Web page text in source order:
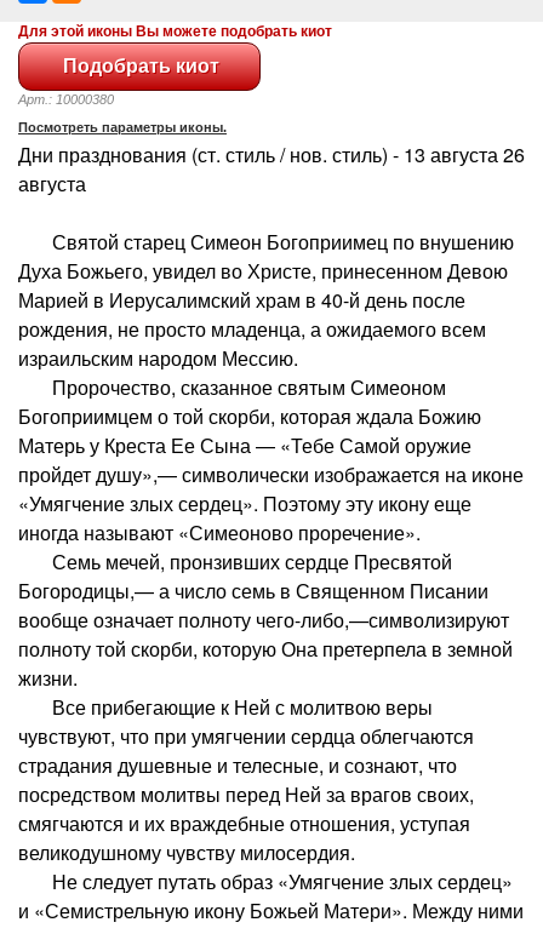
Для этой иконы Вы можете подобрать киот
Арт.: 10000380
Посмотреть параметры иконы.
Дни празднования (ст. стиль / нов. стиль) - 13 августа 26
августа
Святой старец Симеон Богоприимец по внушению
Духа Божьего, увидел во Христе, принесенном Девою
Марией в Иерусалимский храм в 40-й день после
рождения, не просто младенца, а ожидаемого всем
израильским народом Мессию.
Пророчество, сказанное святым Симеоном
Богоприимцем о той скорби, которая ждала Божию
Матерь у Креста Ее Сына — «Тебе Самой оружие
пройдет душу»,— символически изображается на иконе
«Умягчение злых сердец». Поэтому эту икону еще
иногда называют «Симеоново проречение».
Семь мечей, пронзивших сердце Пресвятой
Богородицы,— а число семь в Священном Писании
вообще означает полноту чего-либо,—символизируют
полноту той скорби, которую Она претерпела в земной
жизни.
Все прибегающие к Ней с молитвою веры
чувствуют, что при умягчении сердца облегчаются
страдания душевные и телесные, и сознают, что
посредством молитвы перед Ней за врагов своих,
смягчаются и их враждебные отношения, уступая
великодушному чувству милосердия.
Не следует путать образ «Умягчение злых сердец»
и «Семистрельную икону Божьей Матери». Между ними